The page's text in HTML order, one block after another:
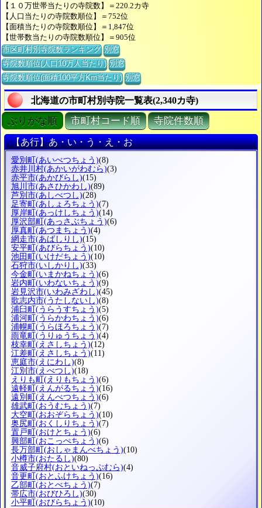
【１０万世帯当たりの寺院数】＝220.2カ寺
【人口当たりの寺院数順位】＝752位
【面積当たりの寺院数順位】＝1,847位
【世帯数当たりの寺院数順位】＝905位
市区町村別寺院数ランキング 別窓
寺院数順位(人口10万人当たり) 別窓
寺院数順位(面積100平方Km当たり) 別窓
北海道の市町村別寺院一覧表(2,340カ寺)
ぶりがな順 市町村コード順 寺院件数順
【あ行】あ・い・う・え・お
愛別町 (あいべつちょう)(8)
赤井川村(あかいがわむら)(3)
赤平市(あかびらし)(15)
旭川市(あさひかわし)(89)
芦別市(あしべつし)(28)
足寄町 (あしょろちょう)(7)
厚岸町 (あっけしちょう)(14)
厚沢部町 (あっさぶちょう)(6)
厚真町 (あつまちょう)(4)
網走市(あばしりし)(15)
安平町 (あびらちょう)(10)
池田町 (いけだちょう)(10)
石狩市(いしかりし)(33)
今金町 (いまかねちょう)(6)
岩内町 (いわないちょう)(9)
岩見沢市(いわみざわし)(45)
歌志内市(うたしないし)(8)
浦臼町 (うらうすちょう)(5)
浦河町 (うらかわちょう)(6)
浦幌町 (うらほろちょう)(7)
雨竜町 (うりゅうちょう)(4)
枝幸町 (えさしちょう)(12)
江差町 (えさしちょう)(11)
恵庭市(えにわし)(8)
江別市(えべつし)(18)
えりも町 (えりもちょう)(6)
遠軽町 (えんがるちょう)(16)
遠別町 (えんべつちょう)(6)
雄武町 (おうむちょう)(7)
大空町 (おおぞらちょう)(10)
奥尻町 (おくしりちょう)(7)
置戸町 (おけとちょう)(6)
興部町 (おこっぺちょう)(6)
長万部町 (おしゃまんべちょう)(10)
小樽市(おたるし)(80)
音威子府村(おといねっぷむら)(4)
音更町 (おとふけちょう)(16)
乙部町 (おとべちょう)(7)
帯広市(おびひろし)(30)
小平町 (おびらちょう)(10)